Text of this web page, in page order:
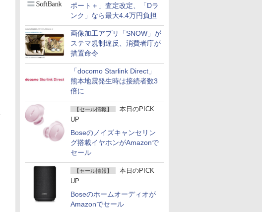
ポート＋」査定改定、「Dラ
ンク」なら最大4.4万円負担
画像加工アプリ「SNOW」が
ステマ規制違反、消費者庁が
措置命令
「docomo Starlink Direct」
熊本地震発生時は接続者数3
倍に
【セール情報】
本日のPICK
UP
Boseのノイズキャンセリン
グ搭載イヤホンがAmazonで
セール
【セール情報】
本日のPICK
UP
Boseのホームオーディオが
Amazonでセール